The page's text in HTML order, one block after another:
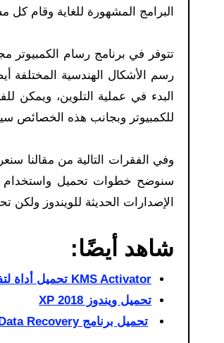
البرامج المشهورة للغاية وقام
تتوفر في برنامج رسام
رسم الأشكال الهندسية المختلفة
للكمبيوتر وبجانب هذه الخصائص
وفي الفقرات التالية من مقالنا
الإصدارات الحديثة للويندوز
شاهد أيضًا:
KMS Activator تحميل أداة لتفعيل
تحميل ويندوز XP 2018
تحميل برنامج iCare Data Recovery